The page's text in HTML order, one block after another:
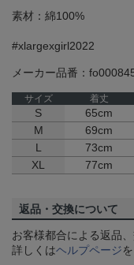
素材：綿100%
#xlargexgirl2022
メーカー品番：
サイズ 着丈
S 65cm
M
69cm
L
73cm
XL
77cm
返品・交換について
お客様都合による返品
詳しくはヘルプページ